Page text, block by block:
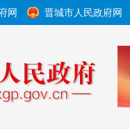
网 晋城市人民政府网